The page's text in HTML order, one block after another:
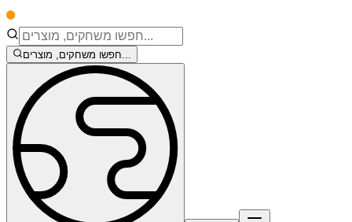
חפשו משחקים, מוצרים...